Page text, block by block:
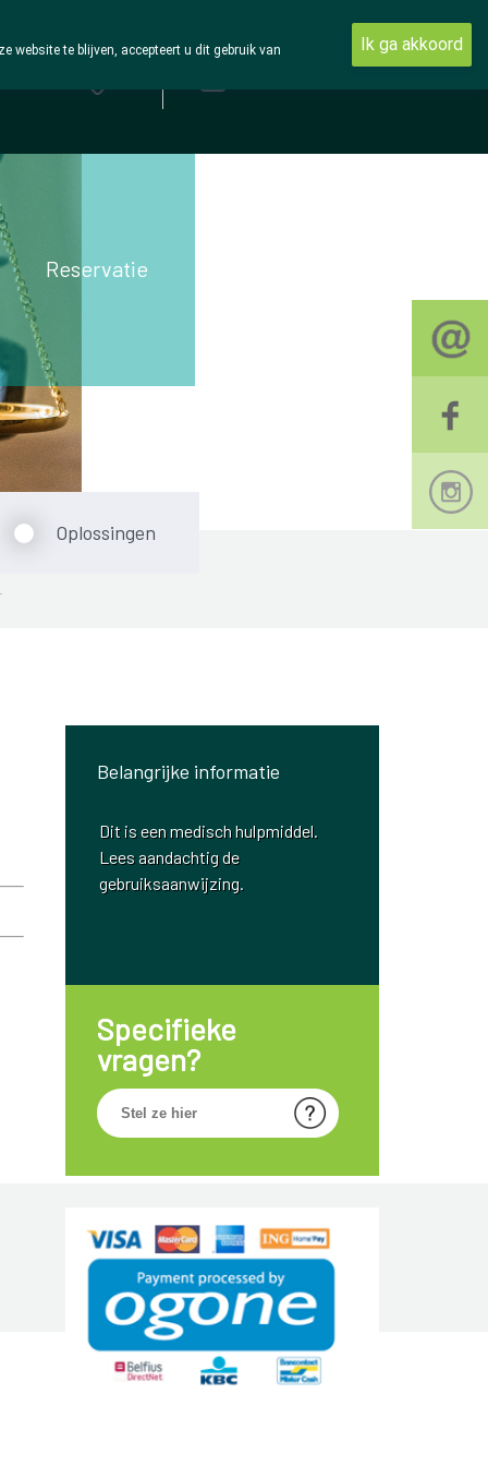
Reservatie
Oplossingen
Belangrijke informatie
Dit is een medisch hulpmiddel.
Lees aandachtig de
gebruiksaanwijzing.
Specifieke
vragen?
website te blijven, accepteert u dit gebruik van Ik ga akkoord